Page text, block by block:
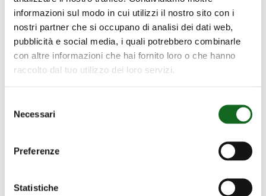
informazioni sul modo in cui utilizzi il nostro sito con i
nostri partner che si occupano di analisi dei dati web,
pubblicità e social media, i quali potrebbero combinarle
con altre informazioni che hai fornito loro o che hanno
raccolto dal tuo utilizzo dei loro servizi.
delNecessari
Preferenze
Statistiche
Caprari Grande-Bretagne